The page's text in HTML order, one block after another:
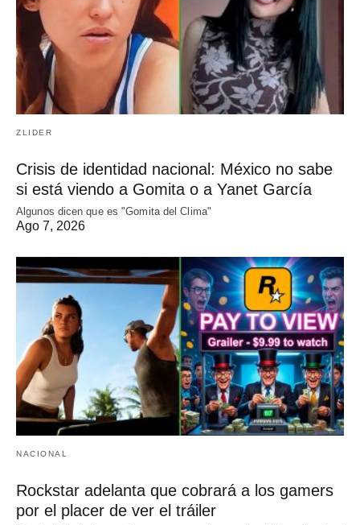
ZLIDER
Crisis de identidad nacional: México no sabe
si está viendo a Gomita o a Yanet García
Algunos dicen que es "Gomita del Clima"
Ago 7, 2026
NACIONAL
Rockstar adelanta que cobrará a los gamers
por el placer de ver el tráiler